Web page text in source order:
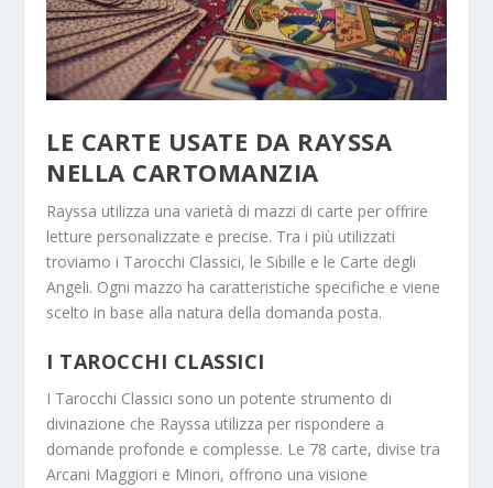
LE CARTE USATE DA RAYSSA
NELLA CARTOMANZIA
Rayssa utilizza una varietà di mazzi di carte per offrire
letture personalizzate e precise. Tra i più utilizzati
troviamo i Tarocchi Classici, le Sibille e le Carte degli
Angeli. Ogni mazzo ha caratteristiche specifiche e viene
scelto in base alla natura della domanda posta.
I TAROCCHI CLASSICI
I Tarocchi Classici sono un potente strumento di
divinazione che Rayssa utilizza per rispondere a
domande profonde e complesse. Le 78 carte, divise tra
Arcani Maggiori e Minori, offrono una visione